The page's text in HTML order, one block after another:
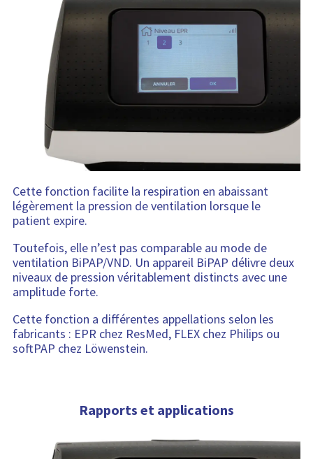
Cette fonction facilite la respiration en abaissant
légèrement la pression de ventilation lorsque le
patient expire.
Toutefois, elle n’est pas comparable au mode de
ventilation BiPAP/VND. Un appareil BiPAP délivre deux
niveaux de pression véritablement distincts avec une
amplitude forte.
Cette fonction a différentes appellations selon les
fabricants : EPR chez ResMed, FLEX chez Philips ou
softPAP chez Löwenstein.
Rapports et applications